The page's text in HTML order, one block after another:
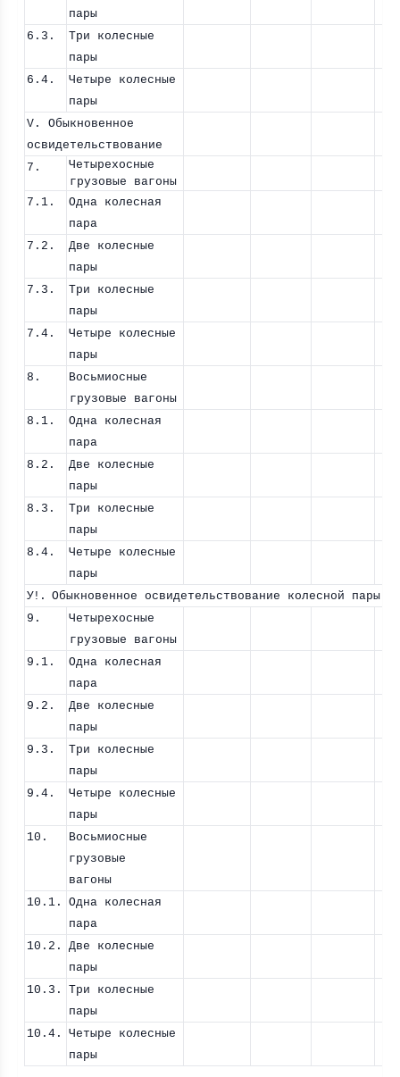
пары
6.3.
Три колесные
пары
6.4.
Четыре колесные
пары
V.Обыкновенное
освидетельствование
7.
Четырехосные
грузовые вагоны
7.1.
Одна колесная
пара
7.2.
Две колесные
пары
7.3.
Три колесные
пары
7.4.
Четыре колесные
пары
8.
Восьмиосные
грузовые вагоны
8.1.
Одна колесная
пара
8.2.
Две колесные
пары
8.3.
Три колесные
пары
8.4.
Четыре колесные
пары
У!.
Обыкновенное освидетельствование колесной пары
9.
Четырехосные
грузовые вагоны
9.1.
Одна колесная
пара
9.2.
Две колесные
пары
9.3.
Три колесные
пары
9.4.
Четыре колесные
пары
10.
Восьмиосные
грузовые
вагоны
10.1.
Одна колесная
пара
10.2.
Две колесные
пары
10.3.
Три колесные
пары
10.4.
Четыре колесные
пары